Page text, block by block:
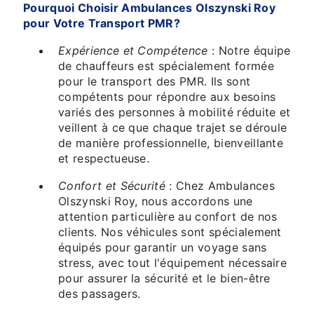
Pourquoi Choisir Ambulances Olszynski Roy
pour Votre Transport PMR?
Expérience et Compétence : Notre équipe
de chauffeurs est spécialement formée
pour le transport des PMR. Ils sont
compétents pour répondre aux besoins
variés des personnes à mobilité réduite et
veillent à ce que chaque trajet se déroule
de manière professionnelle, bienveillante
et respectueuse.
Confort et Sécurité : Chez Ambulances
Olszynski Roy, nous accordons une
attention particulière au confort de nos
clients. Nos véhicules sont spécialement
équipés pour garantir un voyage sans
stress, avec tout l'équipement nécessaire
pour assurer la sécurité et le bien-être
des passagers.